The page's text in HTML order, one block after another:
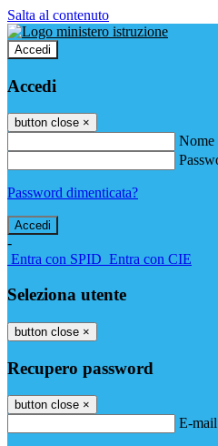
Salta al contenuto
Accedi
Accedi
button close ×
Nome
Password dimenticata?
-
Entra con SPID Entra con CIE
Seleziona utente
button close ×
Recupero password
button close ×
E-mail